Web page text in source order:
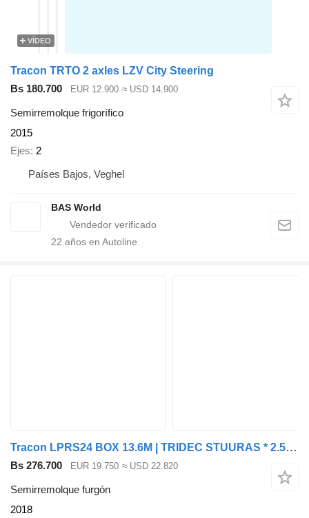
VÍDEO
Tracon TRTO 2 axles LZV City Steering
Bs 180.700
EUR 12.900 ≈ USD 14.900
Semirremolque frigorífico
2015
Ejes 2
Países Bajos, Veghel
BAS World
22 años en Autoline
Tracon LPRS24 BOX 13.6M | TRIDEC STUURAS * 2.5T LAADKLEP * LIFTAS * LZV
Bs 276.700 EUR 19.750 ≈ USD 22.820
Semirremolque furgón
2018